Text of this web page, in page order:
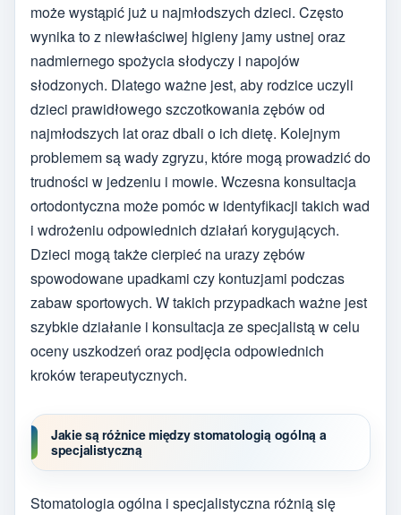
może wystąpić już u najmłodszych dzieci. Często
wynika to z niewłaściwej higieny jamy ustnej oraz
nadmiernego spożycia słodyczy i napojów
słodzonych. Dlatego ważne jest, aby rodzice uczyli
dzieci prawidłowego szczotkowania zębów od
najmłodszych lat oraz dbali o ich dietę. Kolejnym
problemem są wady zgryzu, które mogą prowadzić do
trudności w jedzeniu i mowie. Wczesna konsultacja
ortodontyczna może pomóc w identyfikacji takich wad
i wdrożeniu odpowiednich działań korygujących.
Dzieci mogą także cierpieć na urazy zębów
spowodowane upadkami czy kontuzjami podczas
zabaw sportowych. W takich przypadkach ważne jest
szybkie działanie i konsultacja ze specjalistą w celu
oceny uszkodzeń oraz podjęcia odpowiednich
kroków terapeutycznych.
Jakie są różnice między stomatologią ogólną a
specjalistyczną
Stomatologia ogólna i specjalistyczna różnią się